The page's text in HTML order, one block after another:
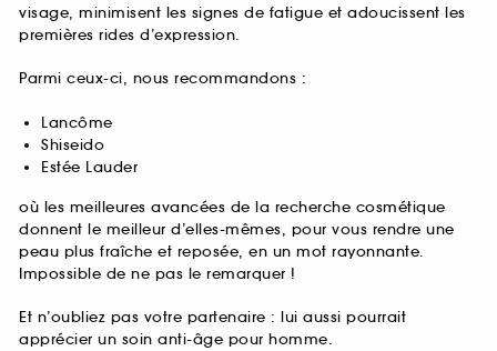
visage, minimisent les signes de fatigue et adoucissent les
premières rides d’expression.
Parmi ceux-ci, nous recommandons :
Lancôme
Shiseido
Estée Lauder
où les meilleures avancées de la recherche cosmétique
donnent le meilleur d’elles-mêmes, pour vous rendre une
peau plus fraîche et reposée, en un mot rayonnante.
Impossible de ne pas le remarquer !
Et n’oubliez pas votre partenaire : lui aussi pourrait
apprécier un soin anti-âge pour homme.